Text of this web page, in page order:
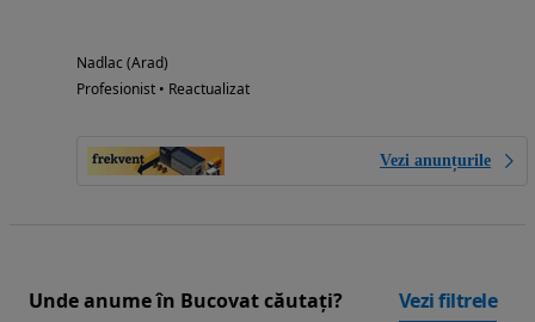
Nadlac (Arad)
Profesionist • Reactualizat
Vezi anunțurile
Unde anume în Bucovat căutați? Vezi filtrele